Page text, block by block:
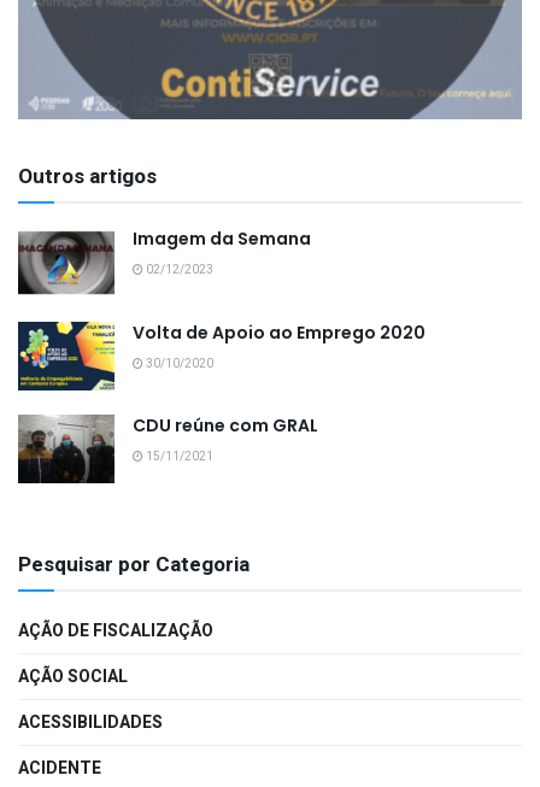
Outros artigos
Imagem da Semana
02/12/2023
Volta de Apoio ao Emprego 2020
30/10/2020
CDU reúne com GRAL
15/11/2021
Pesquisar por Categoria
AÇÃO DE FISCALIZAÇÃO
AÇÃO SOCIAL
ACESSIBILIDADES
ACIDENTE